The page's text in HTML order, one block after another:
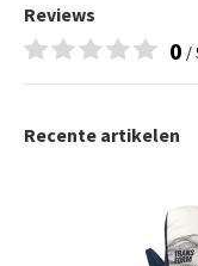
Reviews
0 /
Recente artikelen